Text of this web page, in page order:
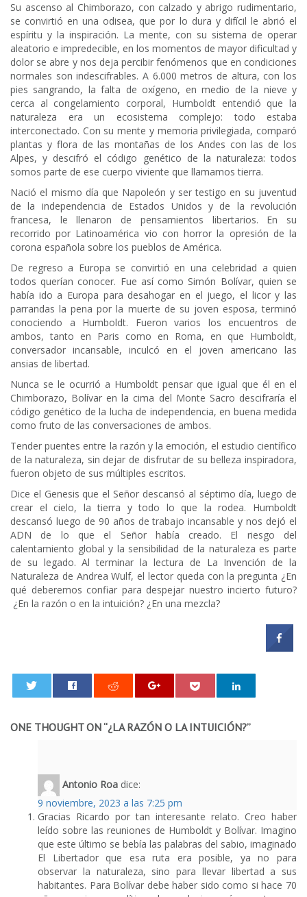
Su ascenso al Chimborazo, con calzado y abrigo rudimentario,
se convirtió en una odisea, que por lo dura y difícil le abrió el
espíritu y la inspiración. La mente, con su sistema de operar
aleatorio e impredecible, en los momentos de mayor dificultad y
dolor se abre y nos deja percibir fenómenos que en condiciones
normales son indescifrables. A 6.000 metros de altura, con los
pies sangrando, la falta de oxígeno, en medio de la nieve y
cerca al congelamiento corporal, Humboldt entendió que la
naturaleza era un ecosistema complejo: todo estaba
interconectado. Con su mente y memoria privilegiada, comparó
plantas y flora de las montañas de los Andes con las de los
Alpes, y descifró el código genético de la naturaleza: todos
somos parte de ese cuerpo viviente que llamamos tierra.
Nació el mismo día que Napoleón y ser testigo en su juventud
de la independencia de Estados Unidos y de la revolución
francesa, le llenaron de pensamientos libertarios. En su
recorrido por Latinoamérica vio con horror la opresión de la
corona española sobre los pueblos de América.
De regreso a Europa se convirtió en una celebridad a quien
todos querían conocer. Fue así como Simón Bolívar, quien se
había ido a Europa para desahogar en el juego, el licor y las
parrandas la pena por la muerte de su joven esposa, terminó
conociendo a Humboldt. Fueron varios los encuentros de
ambos, tanto en Paris como en Roma, en que Humboldt,
conversador incansable, inculcó en el joven americano las
ansias de libertad.
Nunca se le ocurrió a Humboldt pensar que igual que él en el
Chimborazo, Bolívar en la cima del Monte Sacro descifraría el
código genético de la lucha de independencia, en buena medida
como fruto de las conversaciones de ambos.
Tender puentes entre la razón y la emoción, el estudio científico
de la naturaleza, sin dejar de disfrutar de su belleza inspiradora,
fueron objeto de sus múltiples escritos.
Dice el Genesis que el Señor descansó al séptimo día, luego de
crear el cielo, la tierra y todo lo que la rodea. Humboldt
descansó luego de 90 años de trabajo incansable y nos dejó el
ADN de lo que el Señor había creado. El riesgo del
calentamiento global y la sensibilidad de la naturaleza es parte
de su legado. Al terminar la lectura de La Invención de la
Naturaleza de Andrea Wulf, el lector queda con la pregunta ¿En
qué deberemos confiar para despejar nuestro incierto futuro?
¿En la razón o en la intuición? ¿En una mezcla?
ONE THOUGHT ON “¿LA RAZÓN O LA INTUICIÓN?”
Antonio Roa dice:
9 noviembre, 2023 a las 7:25 pm
Gracias Ricardo por tan interesante relato. Creo haber
leído sobre las reuniones de Humboldt y Bolívar. Imagino
que este último se bebía las palabras del sabio, imaginado
El Libertador que esa ruta era posible, ya no para
observar la naturaleza, sino para llevar libertad a sus
habitantes. Para Bolívar debe haber sido como si hace 70